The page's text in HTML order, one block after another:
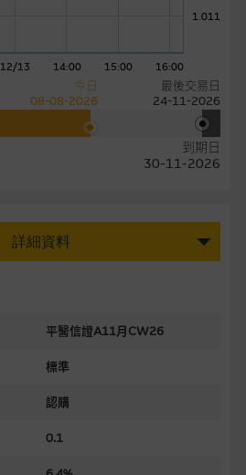
12/13 14:00 15:00 16:00
1.011
今日
08-08-2026
最後交易日
24-11-2026
到期日
30-11-2026
詳細資料
平醫信證A11月CW26
標準
認購
0.1